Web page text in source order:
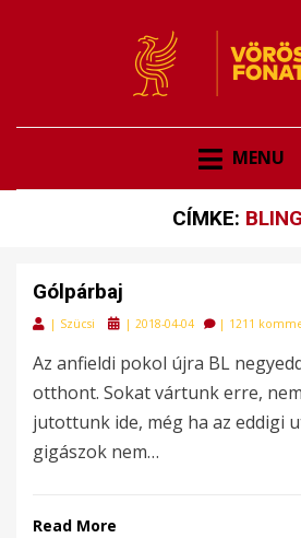
VÖRÖS FONAT
MENU
CÍMKE:
Gólpárbaj
| Szücsi
Posted
| 2018-04-04 | 1211
Az anfieldi pokol újra BL
otthont. Sokat vártunk erre,
jutottunk ide, még ha az eddigi
gigászok nem…
Read More